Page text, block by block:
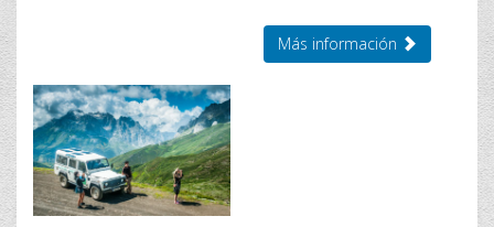
Más información